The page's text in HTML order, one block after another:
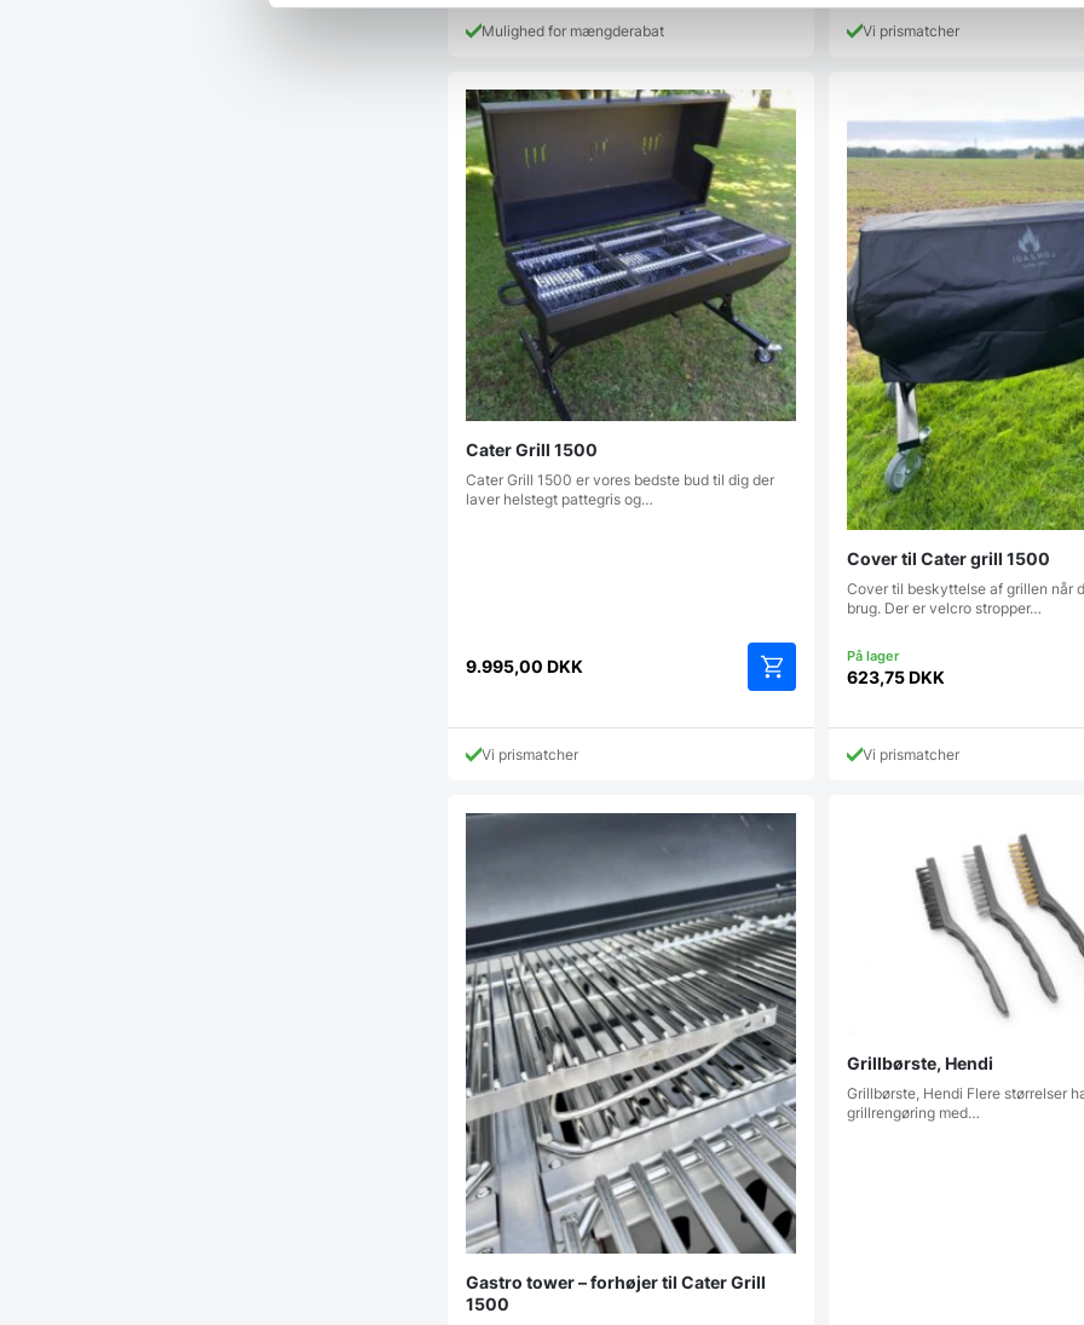
Mulighed for mængderabat Vi prismatcher
Cater Grill 1500
Cater Grill 1500 er vores bedste bud til dig der
laver helstegt pattegris og…
9.995,00 DKK
Vi prismatcher
Cover til Cater grill 1500
Cover til beskyttelse af grillen når
brug. Der er velcro stropper…
623,75DKK
Vi prismatcher
Gastro tower – forhøjer til Cater Grill
1500
Grillbørste, Hendi
Grillbørste, Hendi Flere størrelser
grillrengøring med…